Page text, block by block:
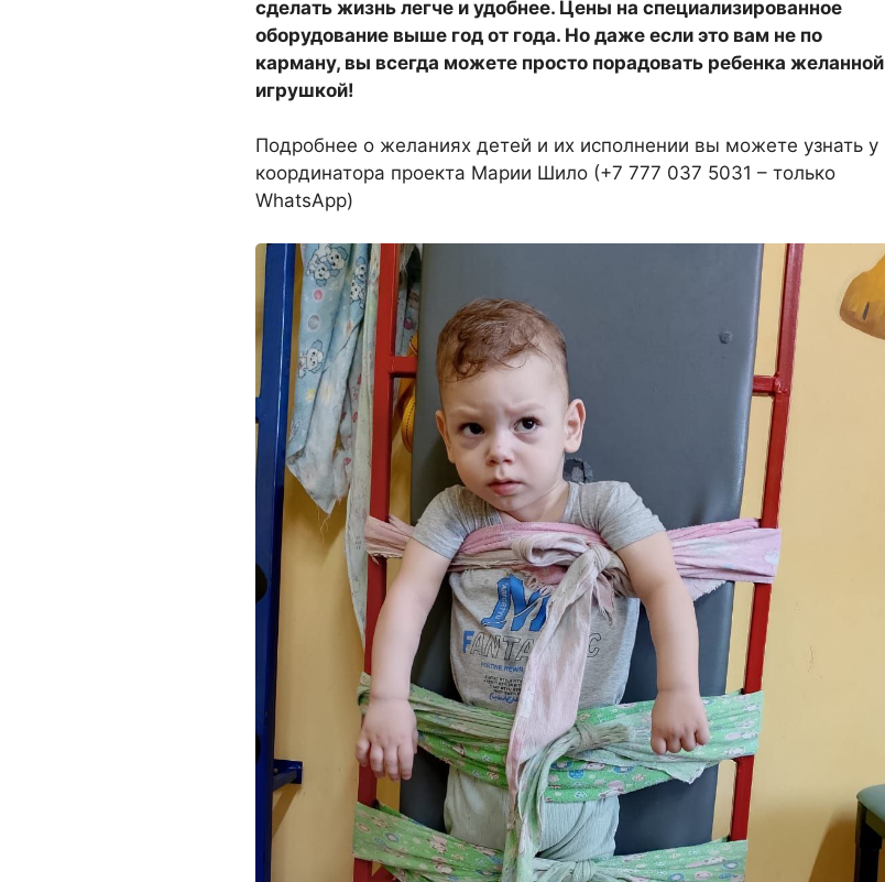
сделать жизнь легче и удобнее. Цены на специализированное
оборудование выше год от года. Но даже если это вам не по
карману, вы всегда можете просто порадовать ребенка желанной
игрушкой!
Подробнее о желаниях детей и их исполнении вы можете узнать у
координатора проекта Марии Шило (+7 777 037 5031 – только
WhatsApp)